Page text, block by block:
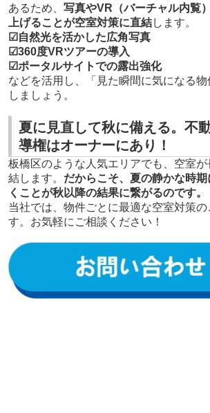
あるため、 写真やVR（バーチャル内覧
上げることが空室対策に直結します。
☑自然光を活かした広角写真
☑360度VRツアーの導入
☑ポータルサイトでの露出強化
などを活用し、「見た瞬間に気になる
しましょう。
夏に見直して秋に備える。不
導権はオーナーにあり！
板橋区のような人気エリアでも、空室
結します。 だからこそ、夏の静かな時
くことが秋以降の結果に繋がるのです。
当社では、物件ごとに最適な空室対策
す。お気軽にご相談ください！